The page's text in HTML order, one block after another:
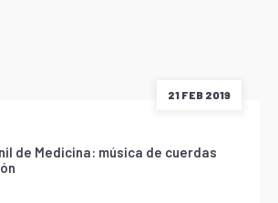
21 FEB 2019
de Medicina: música de cuerdas